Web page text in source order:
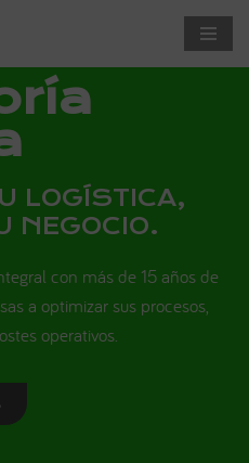
LOGÍSTICA,
NEGOCIO.
con más de 15 años de
a optimizar sus procesos,
operativos.